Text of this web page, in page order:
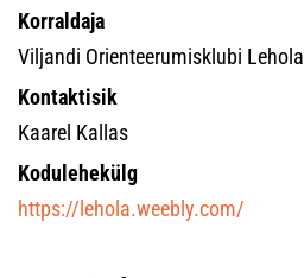
Korraldaja
Viljandi Orienteerumisklubi Lehola
Kontaktisik
Kaarel Kallas
Kodulehekülg
https://lehola.weebly.com/